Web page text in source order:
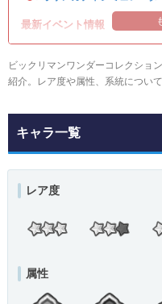
最新イベント情報
ビックリマンワンダーコレクショ
紹介。レア度や属性、系統につい
キャラ一覧
レア度
属性